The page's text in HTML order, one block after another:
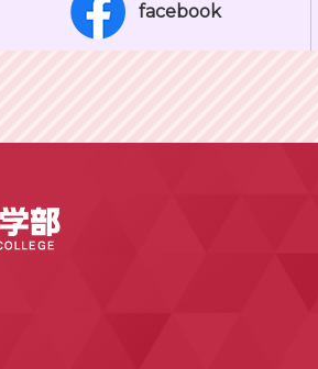
facebook